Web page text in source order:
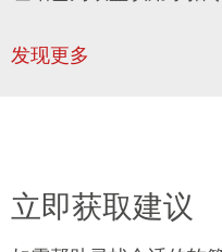
发现更多
立即获取建议